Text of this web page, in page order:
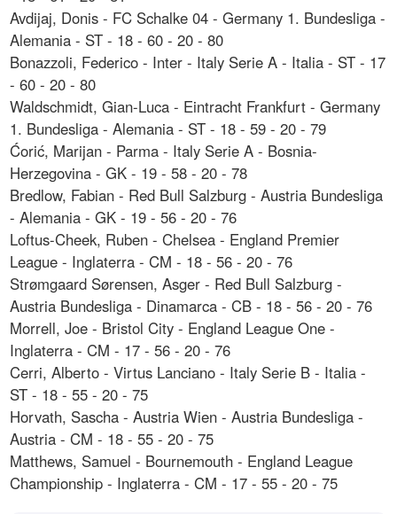
Avdijaj, Donis - FC Schalke 04 - Germany 1. Bundesliga -
Alemania - ST - 18 - 60 - 20 - 80
Bonazzoli, Federico - Inter - Italy Serie A - Italia - ST - 17
- 60 - 20 - 80
Waldschmidt, Gian-Luca - Eintracht Frankfurt - Germany
1. Bundesliga - Alemania - ST - 18 - 59 - 20 - 79
Ćorić, Marijan - Parma - Italy Serie A - Bosnia-
Herzegovina - GK - 19 - 58 - 20 - 78
Bredlow, Fabian - Red Bull Salzburg - Austria Bundesliga
- Alemania - GK - 19 - 56 - 20 - 76
Loftus-Cheek, Ruben - Chelsea - England Premier
League - Inglaterra - CM - 18 - 56 - 20 - 76
Strømgaard Sørensen, Asger - Red Bull Salzburg -
Austria Bundesliga - Dinamarca - CB - 18 - 56 - 20 - 76
Morrell, Joe - Bristol City - England League One -
Inglaterra - CM - 17 - 56 - 20 - 76
Cerri, Alberto - Virtus Lanciano - Italy Serie B - Italia -
ST - 18 - 55 - 20 - 75
Horvath, Sascha - Austria Wien - Austria Bundesliga -
Austria - CM - 18 - 55 - 20 - 75
Matthews, Samuel - Bournemouth - England League
Championship - Inglaterra - CM - 17 - 55 - 20 - 75